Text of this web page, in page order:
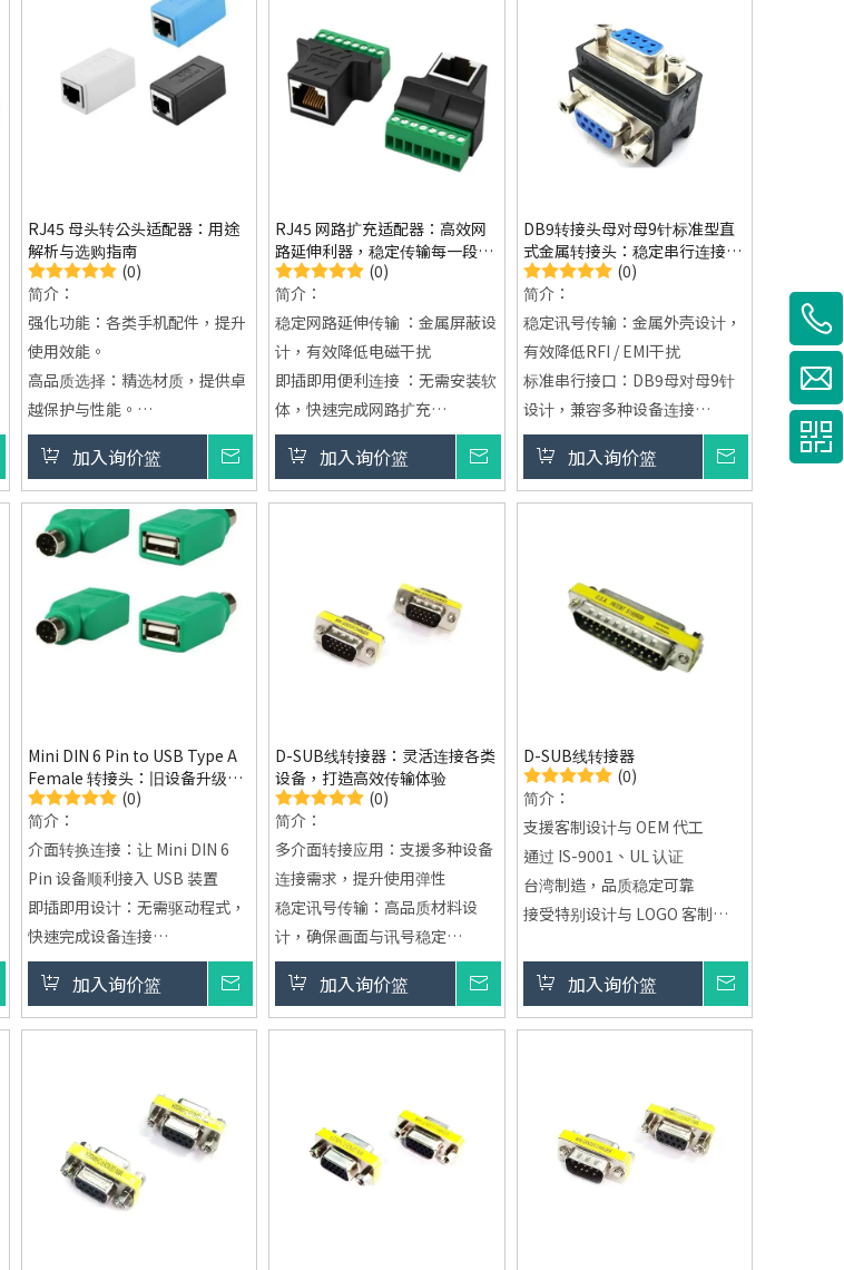
支援影音同步输出 ：提供完整多
媒体传输体验
RJ45 母头转公头适配器：用途
解析与选购指南
(0)
简介：
强化功能：各类手机配件，提升
使用效能。
高品质选择：精选材质，提供卓
越保护与性能。
全面兼容：支持多款设备，满足
您的各种需求。
加入询价篮
RJ45 网路扩充适配器：高效网
路延伸利器，稳定传输每一段连
接
(0)
简介：
稳定网路延伸传输 ：金属屏蔽设
计，有效降低电磁干扰
即插即用便利连接 ：无需安装软
体，快速完成网路扩充
耐用结构设计 ：加厚PCB板与一
体化机械焊接，提升使用寿命
多孔RJ45应用配置 ：可用于连
固，减少松脱情况
加入询价篮
DB9转接头母对母9针标准型直
式金属转接头：稳定串行连接核
心，打造高效传输体验
(0)
简介：
稳定讯号传输：金属外壳设计，
有效降低RFI / EMI干扰
标准串行接口：DB9母对母9针
设计，兼容多种设备连接
节省安装空间：直式结构，适用
于空间有限环境
耐用可靠设计：支援500次插拔
加入询价篮
Mini DIN 6 Pin to USB Type A
Female 转接头：旧设备升级桥
樑，轻松连接USB应用
(0)
简介：
介面转换连接：让 Mini DIN 6
Pin 设备顺利接入 USB 装置
即插即用设计：无需驱动程式，
快速完成设备连接
周边设备支援：适用键盘、滑鼠
等常见装置使用
标准认证保障：符合 UL 与
加入询价篮
D-SUB线转接器：灵活连接各类
设备，打造高效传输体验
(0)
简介：
多介面转接应用：支援多种设备
连接需求，提升使用弹性
稳定讯号传输：高品质材料设
计，确保画面与讯号稳定
即插即用设计：无需安装设定，
快速完成设备连接
小巧便携结构：体积精巧，方便
加入询价篮
D-SUB线转接器
(0)
简介：
支援客制设计与 OEM 代工
通过 IS-9001、UL 认证
台湾制造，品质稳定可靠
接受特别设计与 LOGO 客制
加入询价篮